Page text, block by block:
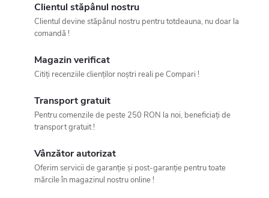
Clientul stăpânul nostru
Clientul devine stăpânul nostru pentru totdeauna, nu doar la
comandă !
Magazin verificat
Citiți recenziile clienților noștri reali pe Compari !
Transport gratuit
Pentru comenzile de peste 250 RON la noi, beneficiați de
transport gratuit !
Vânzător autorizat
Oferim servicii de garanție și post-garanție pentru toate
mărcile în magazinul nostru online !